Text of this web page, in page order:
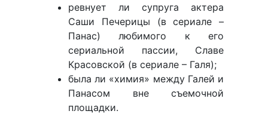
ревнует ли супруга актера
Саши Печерицы (в сериале –
Панас) любимого к его
сериальной пассии, Славе
Красовской (в сериале – Галя);
была ли «химия» между Галей и
Панасом вне съемочной
площадки.